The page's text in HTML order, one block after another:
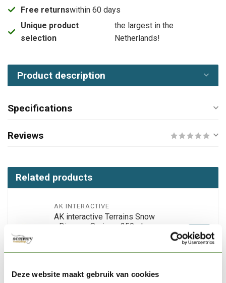
Deze website maakt gebruik van cookies
Free returnswithin 60 days
Unique product
selection
the largest in the
Netherlands!
Product description
Specifications
Reviews
Related products
AK INTERACTIVE
AK interactive Terrains Snow
- Diorama Series - 250ml -
€9,50